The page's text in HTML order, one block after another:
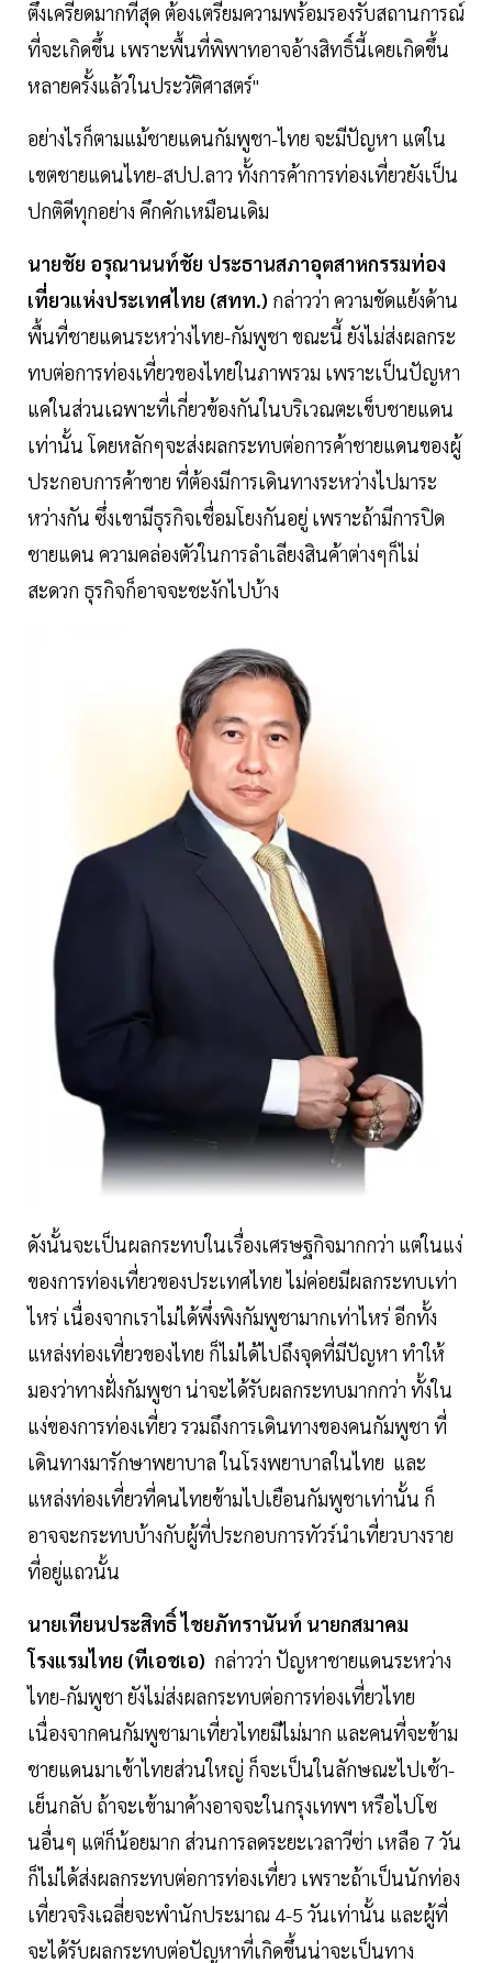
ตึงเครียดมากที่สุด ต้องเตรียมความพร้อมรองรับสถานการณ์
ที่จะเกิดขึ้น เพราะพื้นที่พิพาทอาจอ้างสิทธิ์นี้เคยเกิดขึ้น
หลายครั้งแล้วในประวัติศาสตร์"
อย่างไรก็ตามแม้ชายแดนกัมพูชา-ไทย จะมีปัญหา แต่ใน
เขตชายแดนไทย-สปป.ลาว ทั้งการค้าการท่องเที่ยวยังเป็น
ปกติดีทุกอย่าง คึกคักเหมือนเดิม
นายชัย อรุณานนท์ชัย ประธานสภาอุตสาหกรรมท่อง
เที่ยวแห่งประเทศไทย (สทท.) กล่าวว่า ความขัดแย้งด้าน
พื้นที่ชายแดนระหว่างไทย-กัมพูชา ขณะนี้ ยังไม่ส่งผลกระ
ทบต่อการท่องเที่ยวของไทยในภาพรวม เพราะเป็นปัญหา
แค่ในส่วนเฉพาะที่เกี่ยวข้องกันในบริเวณตะเข็บชายแดน
เท่านั้น โดยหลักๆจะส่งผลกระทบต่อการค้าชายแดนของผู้
ประกอบการค้าขาย ที่ต้องมีการเดินทางระหว่างไปมาระ
หว่างกัน ซึ่งเขามีธุรกิจเชื่อมโยงกันอยู่ เพราะถ้ามีการปิด
ชายแดน ความคล่องตัวในการลำเลียงสินค้าต่างๆก็ไม่
สะดวก ธุรกิจก็อาจจะชะงักไปบ้าง
ดังนั้นจะเป็นผลกระทบในเรื่องเศรษฐกิจมากกว่า แต่ในแง่
ของการท่องเที่ยวของประเทศไทย ไม่ค่อยมีผลกระทบเท่า
ไหร่ เนื่องจากเราไม่ได้พึ่งพิงกัมพูชามากเท่าไหร่ อีกทั้ง
แหล่งท่องเที่ยวของไทย ก็ไม่ได้ไปถึงจุดที่มีปัญหา ทำให้
มองว่าทางฝั่งกัมพูชา น่าจะได้รับผลกระทบมากกว่า ทั้งใน
แง่ของการท่องเที่ยว รวมถึงการเดินทางของคนกัมพูชา ที่
เดินทางมารักษาพยาบาล ในโรงพยาบาลในไทย และ
แหล่งท่องเที่ยวที่คนไทยข้ามไปเยือนกัมพูชาเท่านั้น ก็
อาจจะกระทบบ้างกับผู้ที่ประกอบการทัวร์นําเที่ยวบางราย
ที่อยู่แถวนั้น
นายเทียนประสิทธิ์ ไชยภัทรานันท์ นายกสมาคม
โรงแรมไทย (ทีเอชเอ) กล่าวว่า ปัญหาชายแดนระหว่าง
ไทย-กัมพูชา ยังไม่ส่งผลกระทบต่อการท่องเที่ยวไทย
เนื่องจากคนกัมพูชามาเที่ยวไทยมีไม่มาก และคนที่จะข้าม
ชายแดนมาเข้าไทยส่วนใหญ่ ก็จะเป็นในลักษณะไปเช้า-
เย็นกลับ ถ้าจะเข้ามาค้างอาจจะในกรุงเทพฯ หรือไปโซ
นอื่นๆ แต่ก็น้อยมาก ส่วนการลดระยะเวลาวีซ่า เหลือ 7 วัน
ก็ไม่ได้ส่งผลกระทบต่อการท่องเที่ยว เพราะถ้าเป็นนักท่อง
เที่ยวจริงเฉลี่ยจะพำนักประมาณ 4-5 วันเท่านั้น และผู้ที่
จะได้รับผลกระทบต่อปัญหาที่เกิดขึ้นน่าจะเป็นทาง